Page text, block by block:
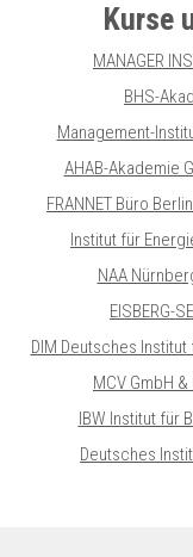
Kurse
MANAGER
BHS-
Management-
AHAB-Akademie
FRANNET Büro
Institut für
NAA
EISBERG-
DIM Deutsches
MCV GmbH &
IBW Institut für
Deutsches